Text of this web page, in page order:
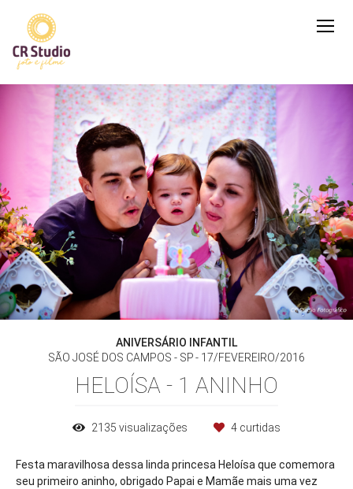
ANIVERSÁRIO INFANTIL
SÃO JOSÉ DOS CAMPOS - SP
17/FEVEREIRO/2016
HELOÍSA - 1 ANINHO
2135 visualizações 4 curtidas
Festa maravilhosa dessa linda princesa Heloísa que comemora
seu primeiro aninho, obrigado Papai e Mamãe mais uma vez